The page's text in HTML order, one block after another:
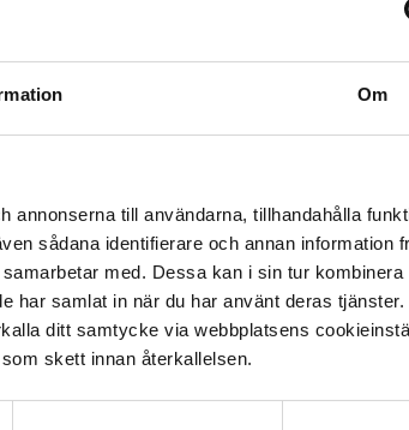
Om
annonserna till användarna, tillhandahålla
sådana identifierare och annan information
med. Dessa kan i sin tur kombinera
har samlat in när du har använt deras
ditt samtycke via webbplatsens
skett innan återkallelsen.
4.9 av 5 i omdöme
Bulldog Original Steel
Blades
Rakblad 4 st
Pris online
189 kr